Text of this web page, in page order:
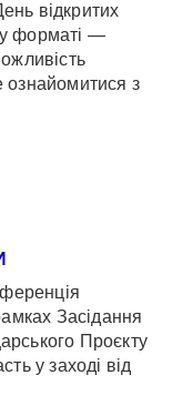
відкритих
форматі —
ознайомитися з
Засідання
Проєкту
у заході від